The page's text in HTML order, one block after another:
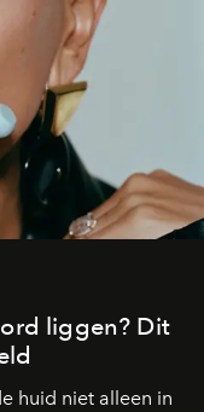
liggen? Dit
huid niet alleen in